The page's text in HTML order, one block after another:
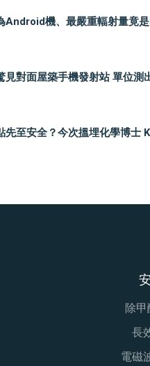
Android機、最嚴重輻射量竟
見對面屋築手機發射站 單位
先至安全？今次搵埋化學博士
除
長
電磁